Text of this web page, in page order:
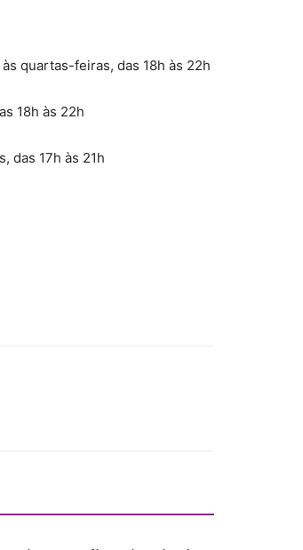
quartas-feiras, das 18h às 22h
18h às 22h
das 17h às 21h